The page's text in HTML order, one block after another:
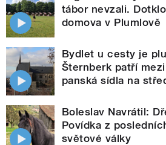
tábor nevzali.
domova v Plumlově
Bydlet u cesty je
Šternberk patří
panská sídla na
Boleslav Navrátil:
Povídka z
světové války